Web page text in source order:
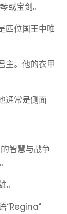
或宝剑。
四位国王中唯
主。他的衣甲
通常是侧面
智慧与战争
。
“Regina”